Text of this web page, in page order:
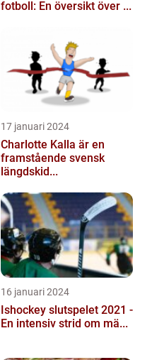
fotboll: En översikt över ...
17 januari 2024
Charlotte Kalla är en
framstående svensk
längdskid...
16 januari 2024
Ishockey slutspelet 2021 -
En intensiv strid om mä...